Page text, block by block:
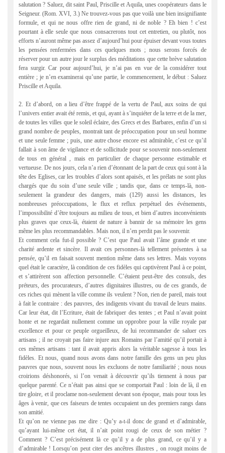
salutation ? Saluez, dit saint Paul, Priscille et Aquila, unes coopérateurs dans le
Seigneur. (Rom. XVI, 3.) Ne trouvez-vous pas que voilà une bien insignifiante
formule, et qui ne nous offre rien de grand, ni de noble ? Eh bien ! c’est
pourtant à elle seule que nous consacrerons tout cet entretien, ou plutôt, nos
efforts n’auront même pas assez d’aujourd’hui pour épuiser devant vous toutes
les pensées renfermées dans ces quelques mots ; nous serons forcés de
réserver pour un autre jour le surplus des méditations que cette brève salutation
fera surgir. Car pour aujourd’hui, je n’ai pas en vue de la considérer tout
entière ; je n’en examinerai qu’une partie, le commencement, le début : Saluez
Priscille et Aquila.
2. Et d’abord, on a lieu d’être frappé de la vertu de Paul, aux soins de qui
l’univers entier avait été remis, et qui, ayant à s’inquiéter de la terre et de la mer,
de toutes les villes que le soleil éclaire, des Grecs et des Barbares, enfin d’un si
grand nombre de peuples, montrait tant de préoccupation pour un seul homme
et une seule femme ; puis, une autre chose encore est admirable, c’est ce qu’il
fallait à son âme de vigilance et de sollicitude pour se souvenir non-seulement
de tous en général , mais en particulier de chaque personne estimable et
vertueuse. De nos jours, cela n’a rien d’étonnant de la part de ceux qui sont à la
tête des Eglises, car les troubles d’alors sont apaisés, et les prélats ne sont plus
chargés que du soin d’une seule ville ; tandis que, dans ce temps-là, non-
seulement la grandeur des dangers, mais (129) aussi les distances, les
nombreuses préoccupations, le flux et reflux perpétuel des événements,
l’impossibilité d’être toujours au milieu de tous, et bien d’autres inconvénients
plus graves que ceux-là, étaient de nature à bannir de sa mémoire les gens
même les plus recommandables. Mais non, il n’en perdit pas le souvenir.
Et comment cela fut-il possible ? C’est que Paul avait l’âme grande et une
charité ardente et sincère. Il avait ces personnes-là tellement présentes à sa
pensée, qu’il en faisait souvent mention même dans ses lettres. Mais voyons
quel était le caractère, là condition de ces fidèles qui captivèrent Paul à ce point,
et s’attirèrent son affection personnelle. C’étaient peut-être des consuls, des
préteurs, des procurateurs, d’autres dignitaires illustres, ou de ces grands, de
ces riches qui mènent la ville comme ils veulent ? Non, rien de pareil, mais tout
à fait le contraire : des pauvres, des indigents vivant du travail de leurs mains.
Car leur état, dit l’Ecriture, était de fabriquer des tentes ; et Paul n’avait point
honte et ne regardait nullement comme un opprobre pour la ville royale par
excellence et pour ce peuple orgueilleux, de lui recommander de saluer ces
artisans ; il ne croyait pas faire injure aux Romains par l’amitié qu’il portait à
ces mêmes artisans : tant il avait appris alors la véritable sagesse à tous les
fidèles. Et nous, quand nous avons dans notre famille des gens un peu plus
pauvres que nous, souvent nous les excluons de notre familiarité ; nous nous
croirions déshonorés, si l’on venait à découvrir qu’ils tiennent à nous par
quelque parenté. Ce n’était pas ainsi que se comportait Paul : loin de là, il en
tire gloire, et il proclame non-seulement devant son époque, mais pour tous les
âges à venir, que ces faiseurs de tentes occupaient un des premiers rangs dans
son amitié.
Et qu’on ne vienne pas me dire : Qu’y a-t-il donc de grand et d’admirable,
qu’ayant lui-même cet état, il n’ait point rougi de ceux de son métier ?
Comment ? C’est précisément là ce qu’il y a de plus grand, ce qu’il y a
d’admirable ! Lorsqu’on peut citer des ancêtres illustres , on rougit moins de